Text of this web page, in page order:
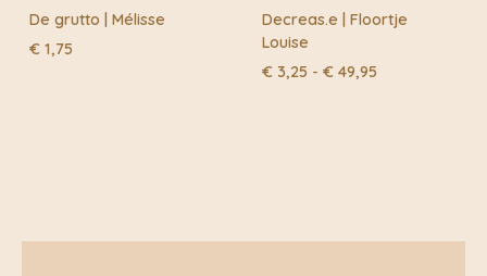
De grutto | Mélisse
€ 1,75
Decreas.e | Floortje
Louise
€ 3,25 - € 49,95